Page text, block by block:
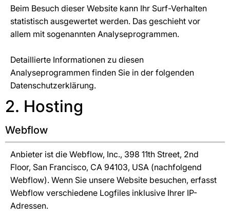
Beim Besuch dieser Website kann Ihr Surf-Verhalten
statistisch ausgewertet werden. Das geschieht vor
allem mit sogenannten Analyseprogrammen.
Detaillierte Informationen zu diesen
Analyseprogrammen finden Sie in der folgenden
Datenschutzerklärung.
2. Hosting
Webflow
Anbieter ist die Webflow, Inc., 398 11th Street, 2nd
Floor, San Francisco, CA 94103, USA (nachfolgend
Webflow). Wenn Sie unsere Website besuchen, erfasst
Webflow verschiedene Logfiles inklusive Ihrer IP-
Adressen.